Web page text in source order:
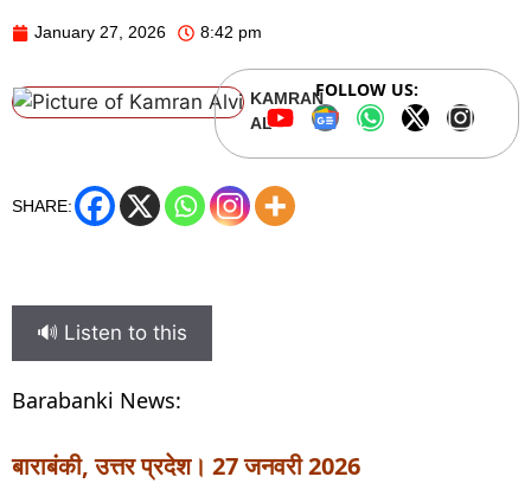
January 27, 2026 8:42 pm
KAMRAN
ALVI
FOLLOW US:
SHARE:
🔊 Listen to this
Barabanki News:
बाराबंकी, उत्तर प्रदेश। 27 जनवरी 2026